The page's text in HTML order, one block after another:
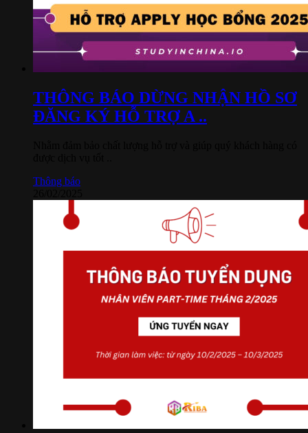
THÔNG BÁO DỪNG NHẬN HỒ SƠ
ĐĂNG KÝ HỖ TRỢ A ..
Thông báo